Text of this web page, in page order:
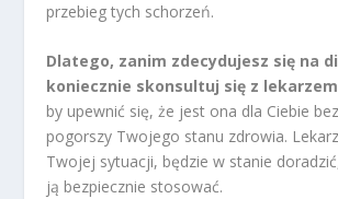
przebieg tych schorzeń.
Dlatego, zanim zdecydujesz się na
koniecznie skonsultuj się z
by upewnić się, że jest ona dla Ciebie
pogorszy Twojego stanu zdrowia.
Twojej sytuacji, będzie w stanie
ją bezpiecznie stosować.